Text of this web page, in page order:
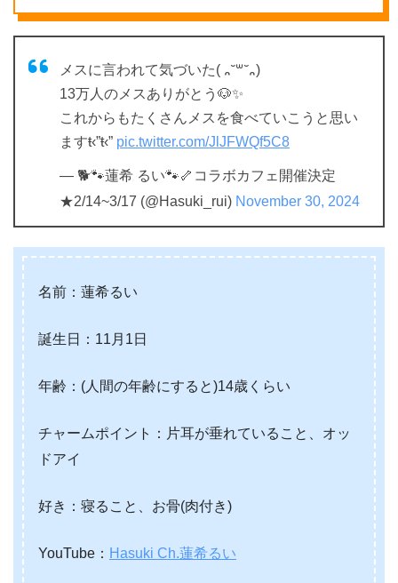
メスに言われて気づいた( ᎔˘꒳˘᎔)
13万人のメスありがとう🐶✨
これからもたくさんメスを食べていこうと思い
ますŧ‹”ŧ‹” pic.twitter.com/JlJFWQf5C8
— 🐕🐾蓮希 るい🐾🦴コラボカフェ開催決定
★2/14~3/17 (@Hasuki_rui) November 30, 2024
名前：蓮希るい
誕生日：11月1日
年齢：(人間の年齢にすると)14歳くらい
チャームポイント：片耳が垂れていること、オッ
ドアイ
好き：寝ること、お骨(肉付き)
YouTube： Hasuki Ch.蓮希るい